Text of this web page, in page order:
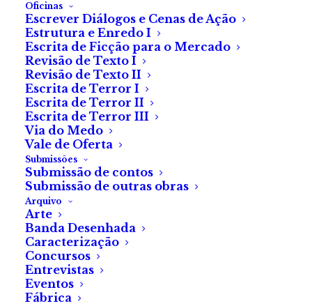
Oficinas
Escrever Diálogos e Cenas de Ação
Estrutura e Enredo I
Escrita de Ficção para o Mercado
Revisão de Texto I
Revisão de Texto II
Escrita de Terror I
Escrita de Terror II
Escrita de Terror III
Via do Medo
Vale de Oferta
Submissões
Submissão de contos
Submissão de outras obras
Arquivo
Arte
Banda Desenhada
Caracterização
Concursos
Entrevistas
Eventos
Fábrica
A Ferro e Fogo
deÁlvaro Oliveira
Luz.
Uma singular lâmpada pendia precariamente do teto